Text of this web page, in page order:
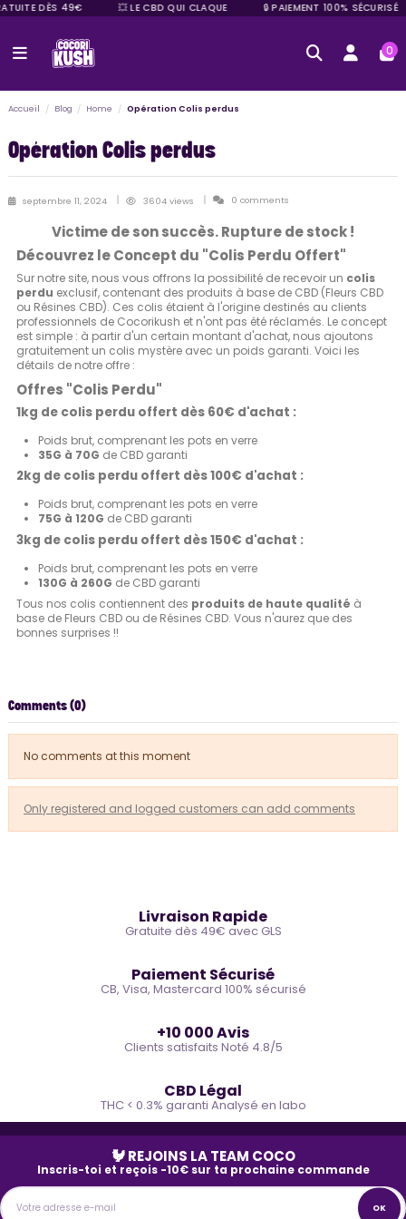
DÈS 49€ 💥 LE CBD QUI CLAQUE 🔒 PAIEMENT 100% SÉCURISÉ
0
Accueil Blog Home Opération Colis perdus
Opération Colis perdus
septembre 11, 2024 3604 views 0 comments
Victime de son succès. Rupture de stock !
Découvrez le Concept du "Colis Perdu Offert"
Sur notre site, nous vous offrons la possibilité de recevoir un colis
perdu exclusif, contenant des produits à base de CBD (Fleurs CBD
ou Résines CBD). Ces colis étaient à l'origine destinés au clients
professionnels de Cocorikush et n'ont pas été réclamés. Le concept
est simple : à partir d'un certain montant d'achat, nous ajoutons
gratuitement un colis mystère avec un poids garanti. Voici les
détails de notre offre :
Offres "Colis Perdu"
1kg de colis perdu offert dès 60€ d'achat :
Poids brut, comprenant les pots en verre
35G à 70G de CBD garanti
2kg de colis perdu offert dès 100€ d'achat :
Poids brut, comprenant les pots en verre
75G à 120G de CBD garanti
3kg de colis perdu offert dès 150€ d'achat :
Poids brut, comprenant les pots en verre
130G à 260G de CBD garanti
Tous nos colis contiennent des produits de haute qualité à
base de Fleurs CBD ou de Résines CBD. Vous n'aurez que des
bonnes surprises !!
Comments (0)
No comments at this moment
Only registered and logged customers can add comments
Livraison Rapide
Gratuite dès 49€ avec GLS
Paiement Sécurisé
CB, Visa, Mastercard 100% sécurisé
+10 000 Avis
Clients satisfaits Noté 4.8/5
CBD Légal
THC < 0.3% garanti Analysé en labo
🐓 REJOINS LA TEAM COCO
Inscris-toi et reçois -10€ sur ta prochaine commande